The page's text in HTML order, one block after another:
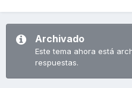
Archivado
Este tema ahora está
respuestas.